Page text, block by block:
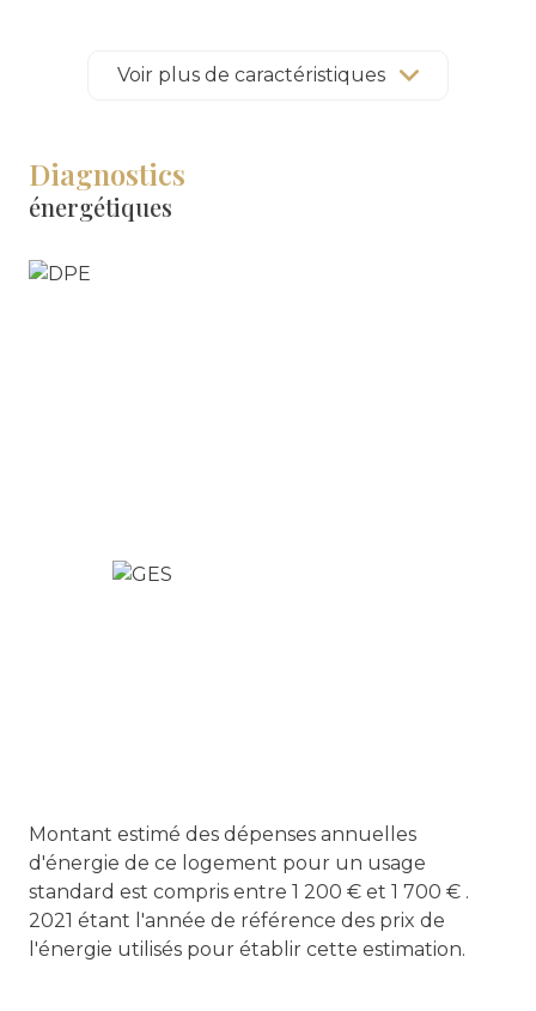
1 salle(s) d'eau
construit en 1963
cuisine séparée (équipée)
7 étage(s)
balcon
accès handicapé
Voir plus de caractéristiques
Diagnostics
énergétiques
Montant estimé des dépenses annuelles
d'énergie de ce logement pour un usage
standard est compris entre 1 200 € et 1 700 € .
2021 étant l'année de référence des prix de
l'énergie utilisés pour établir cette estimation.